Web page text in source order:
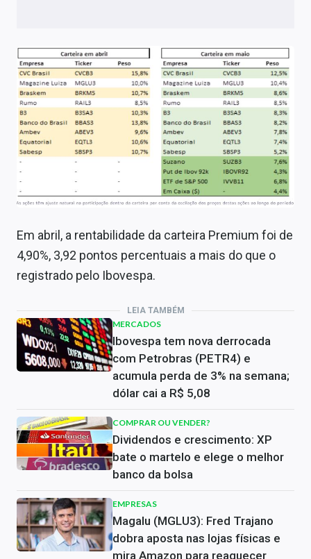
Em abril, a rentabilidade da carteira Premium foi de
4,90%, 3,92 pontos percentuais a mais do que o
registrado pelo Ibovespa.
LEIA TAMBÉM
MERCADOS
Ibovespa tem nova derrocada
com Petrobras (PETR4) e
acumula perda de 3% na semana;
dólar cai a R$ 5,08
COMPRAR OU VENDER?
Dividendos e crescimento: XP
bate o martelo e elege o melhor
banco da bolsa
EMPRESAS
Magalu (MGLU3): Fred Trajano
dobra aposta nas lojas físicas e
mira Amazon para reaquecer